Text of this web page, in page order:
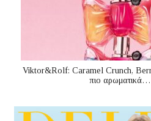
Viktor&Rolf: Caramel Crunch,
πιο